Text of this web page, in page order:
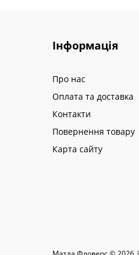
Інформація
Про нас
Оплата та доставка
Контакти
Повернення товару
Карта сайту